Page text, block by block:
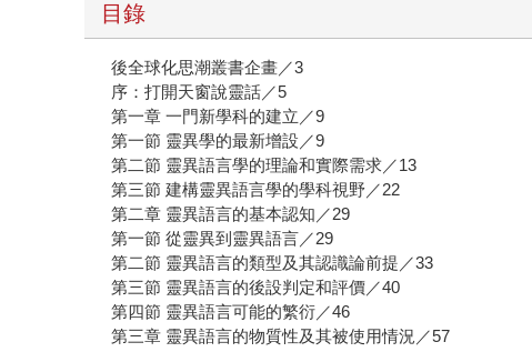
目錄
後全球化思潮叢書企畫／3
序：打開天窗說靈話／5
第一章 一門新學科的建立／9
第一節 靈異學的最新增設／9
第二節 靈異語言學的理論和實際需求／13
第三節 建構靈異語言學的學科視野／22
第二章 靈異語言的基本認知／29
第一節 從靈異到靈異語言／29
第二節 靈異語言的類型及其認識論前提／33
第三節 靈異語言的後設判定和評價／40
第四節 靈異語言可能的繁衍／46
第三章 靈異語言的物質性及其被使用情況／57